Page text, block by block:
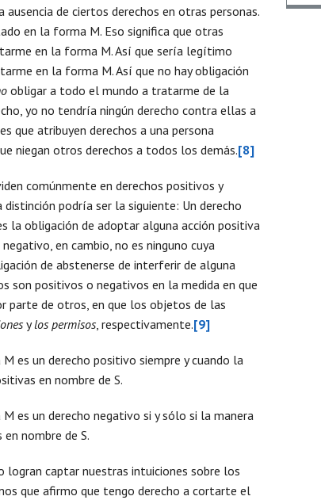
de ciertos derechos en otras personas.
en la forma M. Eso significa que otras
en la forma M. Así que sería legítimo
en la forma M. Así que no hay obligación
obligar a todo el mundo a tratarme de la
yo no tendría ningún derecho contra ellas a
que atribuyen derechos a una persona
niegan otros derechos a todos los demás.[8]
comúnmente en derechos positivos y
podría ser la siguiente: Un derecho
la obligación de adoptar alguna acción positiva
en cambio, no es ninguno cuya
de abstenerse de interferir de alguna
son positivos o negativos en la medida en que
parte de otros, en que los objetos de las
ylos permisos , respectivamente.[9]
es un derecho positivo siempre y cuando la
en nombre de S.
es un derecho negativo si y sólo si la manera
nombre de S.
logran captar nuestras intuiciones sobre los
que afirmo que tengo derecho a cortarte el